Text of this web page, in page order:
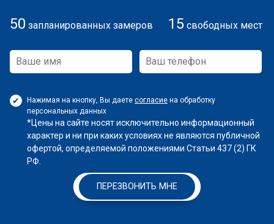
50 запланированных замеров 15 свободных мест
Нажимая на кнопку, Вы даете согласие на обработку
персональных данных
*Цены на сайте носят исключительно информационный
характер и ни при каких условиях не являются публичной
офертой, определяемой положениями Статьи 437 (2) ГК
РФ.
ПЕРЕЗВОНИТЬ МНЕ